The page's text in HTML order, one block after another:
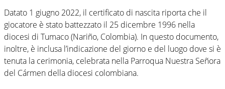
Datato 1 giugno 2022, il certificato di nascita riporta che il
giocatore è stato battezzato il 25 dicembre 1996 nella
diocesi di Tumaco (Nariño, Colombia). In questo documento,
inoltre, è inclusa l’indicazione del giorno e del luogo dove si è
tenuta la cerimonia, celebrata nella Parroqua Nuestra Señora
del Cármen della diocesi colombiana.